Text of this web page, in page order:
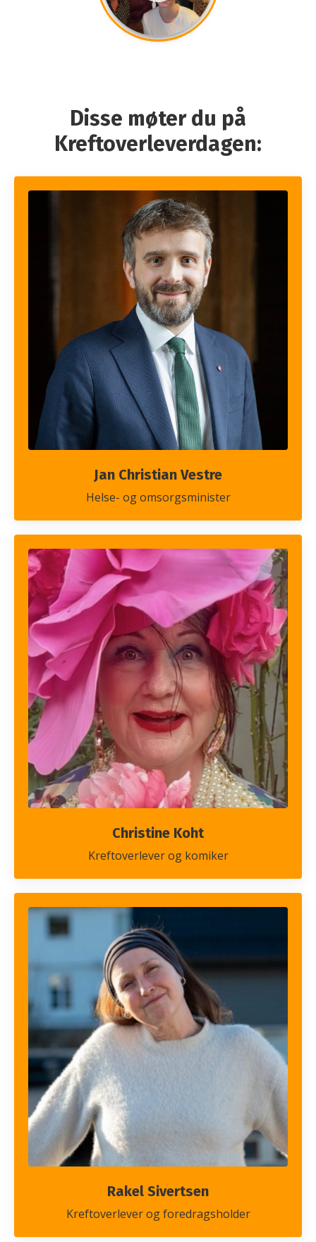
Disse møter du på
Kreftoverleverdagen:
Jan Christian Vestre
Helse- og omsorgsminister
Christine Koht
Kreftoverlever og komiker
Rakel Sivertsen
Kreftoverlever og foredragsholder